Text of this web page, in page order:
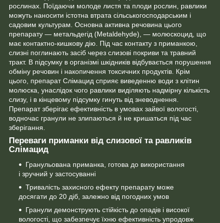
рослинах. Поїдаючи молоде листя та плоди рослин, равлики
можуть наносити істотна втрата сільськогосподарським і
садовим культурам. Основна активна речовина цього
препарату — метальдегід (Metaldehyde), — молюскоцид, що
має контактно-кишкову дію. Під час контакту з приманкою,
слизні поглинають засіб через слизові покриви та травний
тракт. В підсумку в організмі шкідників відбувається порушення
обміну речовин і накопичення токсичних продуктів. Крім
цього, препарат Слімацид сприяє виведенню води з клітин
молюска, унаслідок чого равлики виділяють надмірну кількість
слизу, і в кінцевому підсумку гинуть від зневоднення.
Препарат зберігає ефективність в умовах зайвої вологості,
водночас гранули не злипаються й не кришаться під час
зберігання.
Переваги приманки від слизової та равликів
Слімацид
Гранульована приманка, готова до використання
і зручний у застосуванні
Тривалість захисного ефекту препарату може
досягати до 20 діб, залежно від погодних умов
Гранули демонструють стійкість до опадів і високої
вологості, що забезпечує їхню ефективність упродовж